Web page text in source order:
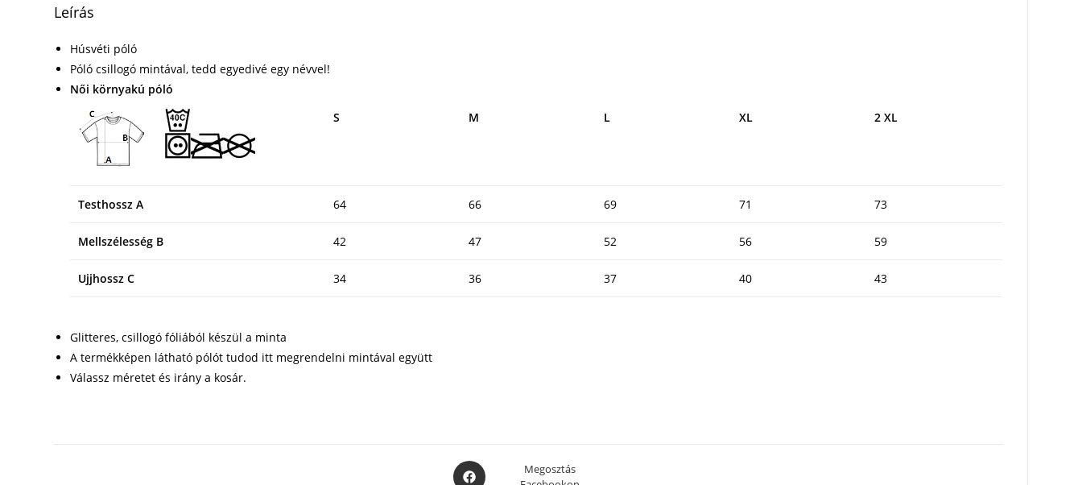
Leírás
Húsvéti póló
Póló csillogó mintával, tedd egyedivé egy névvel!
Női környakú póló
S
M L XL 2 XL
Testhossz A 64 66 69 71 73
Mellszélesség B 42 47 52 56 59
Ujjhossz C 34 36 37 40 43
Glitteres, csillogó fóliából készül a minta
A termékképen látható pólót tudod itt megrendelni mintával együtt
Válassz méretet és irány a kosár.
Opens
Megosztás